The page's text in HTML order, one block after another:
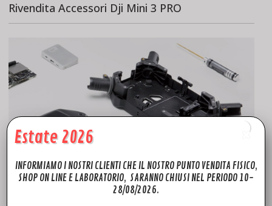
Rivendita Accessori Dji Mini 3 PRO
Estate 2026
INFORMIAMO I NOSTRI CLIENTI CHE IL NOSTRO PUNTO VENDITA FISICO,
SHOP ON LINE E LABORATORIO, SARANNO CHIUSI NEL PERIODO 10-
28/08/2026.